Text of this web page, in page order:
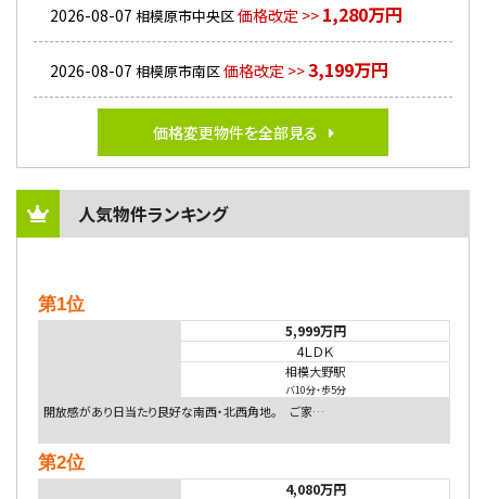
2026-08-07 相模原市中央区価格改定 >> 1,280万円
2026-08-07 相模原市南区価格改定 >>3,199万円
価格変更物件を全部見る
人気物件ランキング
第1位
5,999万円
4ＬＤＫ
相模大野駅
バ10分・歩5分
開放感があり日当たり良好な南西・北西角地。 ご家…
第2位
4,080万円